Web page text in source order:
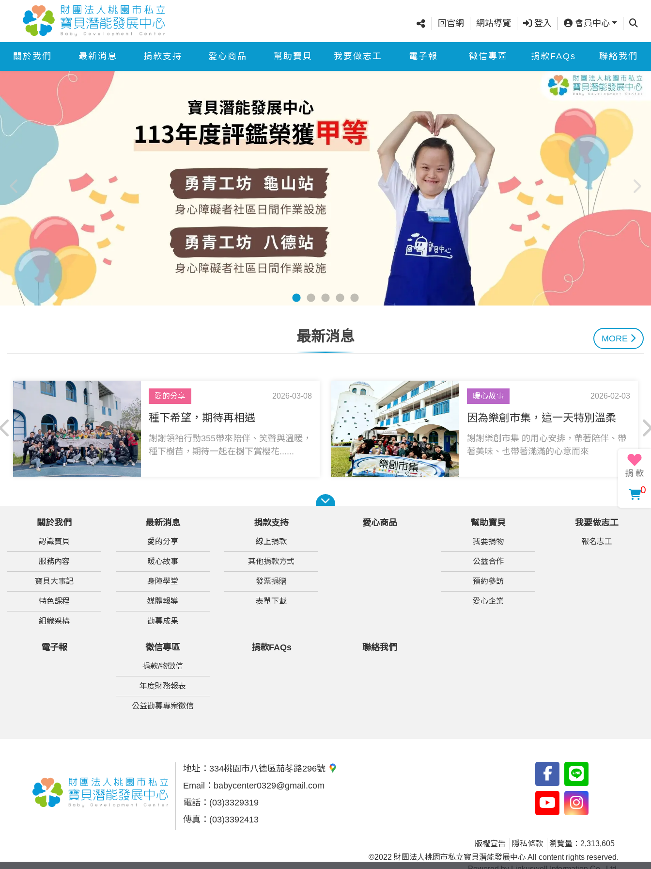
回官網 網站導覽 登入 會員中心 查詢
關於我們 最新消息 捐款支持 愛心商品 幫助寶貝 我要做志工 電子報 徵信專區 捐款FAQs 聯絡我們
形象網站
最新消息 MORE
愛的分享 2026-03-08
種下希望，期待再相遇
謝謝領袖行動355帶來陪伴、笑聲與溫暖，
種下樹苗，期待一起在樹下賞櫻花......
暖心故事 2026-02-03
因為樂創市集，這一天特別溫柔
謝謝樂創市集 的用心安排，帶著陪伴、帶
著美味、也帶著滿滿的心意而來
關於我們
認識寶貝
服務內容
寶貝大事記
特色課程
組織架構
最新消息
愛的分享
暖心故事
身障學堂
媒體報導
勸募成果
捐款支持
線上捐款
其他捐款方式
發票捐贈
表單下載
愛心商品 幫助寶貝
我要捐物
公益合作
預約參訪
愛心企業
我要做志工
報名志工
電子報 徵信專區
捐款/物徵信
年度財務報表
公益勸募專案徵信
捐款FAQs 聯絡我們
地址： 334桃園市八德區茄苳路296號
Email： babycenter0329@gmail.com
電話： (03)3329319
傳真： (03)3392413
版權宣告 隱私條款
瀏覽量：2,313,605
©2022 財團法人桃園市私立寶貝潛能發展中心 All content rights reserved.
0